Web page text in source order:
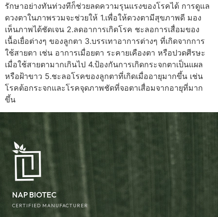
รักษาอย่างทันท่วงทีก็ช่วยลดความรุนแรงของโรคได้ การดูแล
ดวงตาในภาพรวมจะช่วยให้ 1.เพื่อให้ดวงตามีสุขภาพดี มอง
เห็นภาพได้ชัดเจน 2.ลดอาการเกิดโรค ชะลอการเสื่อมของ
เนื้อเยื่อต่างๆ ของลูกตา 3.บรรเทาอาการต่างๆ ที่เกิดจากการ
ใช้สายตา เช่น อาการเมื่อยตา ระคายเคืองตา หรือปวดศีรษะ
เมื่อใช้สายตามากเกินไป 4.ป้องกันการเกิดกระจกตาเป็นแผล
หรือฝ้าขาว 5.ชะลอโรคของลูกตาที่เกิดเมื่ออายุมากขึ้น เช่น
โรคต้อกระจกและโรคจุดภาพชัดที่จอตาเสื่อมจากอายุที่มาก
ขึ้น
NAP BIOTEC
CERTIFIED MANUFACTURER